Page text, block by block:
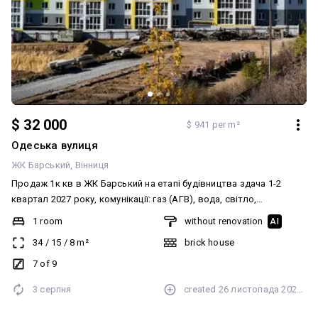
$ 32 000 $ 941 per m²
Одеська вулиця
ЖК Барський Вінниця
Продаж 1к кв в ЖК Барський на етапі будівництва здача 1-2
квартал 2027 року, комунікації: газ (АГВ), вода, світло,
каналізація. Поспішайте придбати власне житло.
1 room
34/ 15 / 8 m²
7 of 9
without renovation AI
brick house
3 серпня created 26 листопада 2025 р.